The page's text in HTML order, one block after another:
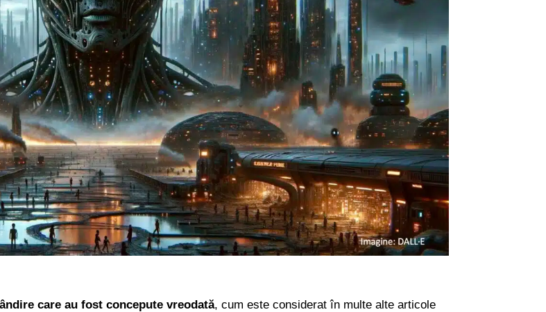
care au fost concepute vreodată, cum este considerat în multe alte articole